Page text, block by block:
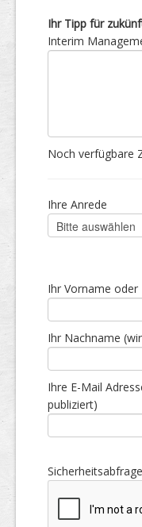
Ihr Tipp für
Interim
Noch verfügbare
Ihre Anrede
Ihr Vorname
Ihr Nachname
Ihre E-Mail
publiziert)
Sicherheitsabfrage